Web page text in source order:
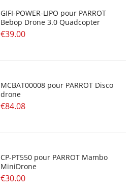
GIFI-POWER-LIPO pour PARROT
Bebop Drone 3.0 Quadcopter
€39.00
MCBAT00008 pour PARROT Disco
drone
€84.08
CP-PT550 pour PARROT Mambo
MiniDrone
€30.00